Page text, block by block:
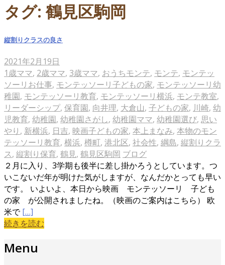
タグ:鶴見区駒岡
縦割りクラスの良さ
2021年2月19日
1歳ママ, 2歳ママ, 3歳ママ, おうちモンテ, モンテ, モンテッ
ソーリお仕事, モンテッソーリ子どもの家, モンテッソーリ幼
稚園, モンテッソーリ教育, モンテッソーリ横浜, モンテ教室,
リーダーシップ, 保育園, 向井理, 大倉山, 子どもの家, 川崎, 幼
児教育, 幼稚園, 幼稚園さがし, 幼稚園ママ, 幼稚園選び, 思い
やり , 新横浜, 日吉, 映画子どもの家, 本上まなみ, 本物のモン
テッソーリ教育, 横浜, 樽町, 港北区, 社会性, 綱島, 縦割りクラ
ス, 縦割り保育, 鶴見, 鶴見区駒岡 ブログ
２月に入り、3学期も後半に差し掛かろうとしています。つ
いこないだ年が明けた気がしますが、なんだかとっても早い
です。 いよいよ、本日から映画 モンテッソーリ 子ども
の家 が公開されましたね。（映画のご案内はこちら） 欧
米で[…]
続きを読む
Menu